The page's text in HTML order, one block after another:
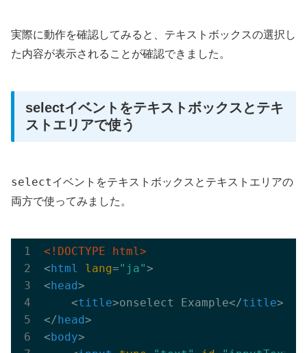
実際に動作を確認してみると、テキストボックスの選択し
た内容が表示されることが確認できました。
selectイベントをテキストボックスとテキ
ストエリアで使う
selectイベントをテキストボックスとテキストエリアの
両方で使ってみました。
<!DOCTYPE html>
< html lang="ja">
< head>
<title>onselect Example</title>
</ head>
< body>